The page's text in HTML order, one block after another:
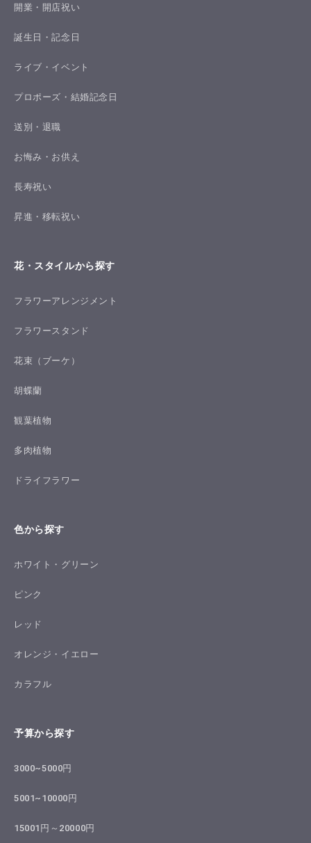
開業・開店祝い
誕生日・記念日
ライブ・イベント
プロポーズ・結婚記念日
送別・退職
お悔み・お供え
長寿祝い
昇進・移転祝い
花・スタイルから探す
フラワーアレンジメント
フラワースタンド
花束（ブーケ）
胡蝶蘭
観葉植物
多肉植物
ドライフラワー
色から探す
ホワイト・グリーン
ピンク
レッド
オレンジ・イエロー
カラフル
予算から探す
3000~5000円
5001~10000円
15001円～20000円